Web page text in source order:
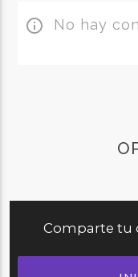
info_outline No hay
Comparte tu